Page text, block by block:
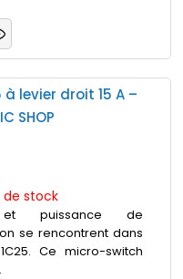
levier droit 15 A –
SHOP
de stock
et puissance de
se rencontrent dans
Ce micro-switch